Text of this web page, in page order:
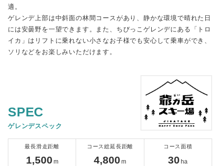
適。
ゲレンデ上部は中斜面の林間コースがあり、静かな環境で晴れた日
には安曇野を一望できます。また、ちびっこゲレンデにある「トロ
イカ」はリフトに乗れない小さなお子様でも安心して乗車ができ、
ソリなどをお楽しみいただけます。
SPEC
ゲレンデスペック
最長滑走距離
1,500 m
コース総延長距離
4,800 m
コース面積
30 ha